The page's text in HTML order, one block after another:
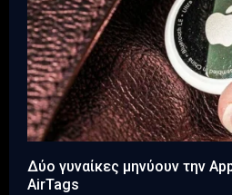
Δύο γυναίκες μηνύουν την
AirTags